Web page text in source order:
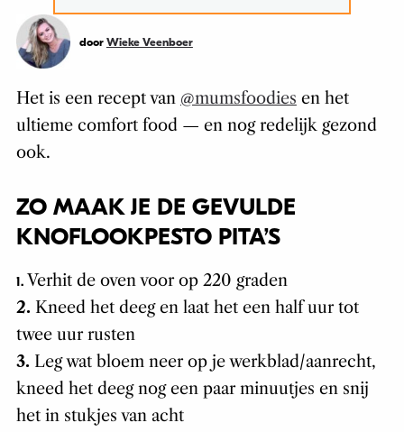
door Wieke Veenboer
Het is een recept van @mumsfoodies en het
ultieme comfort food — en nog redelijk gezond
ook.
ZO MAAK JE DE GEVULDE
KNOFLOOKPESTO PITA’S
1. Verhit de oven voor op 220 graden
2. Kneed het deeg en laat het een half uur tot
twee uur rusten
3. Leg wat bloem neer op je werkblad/aanrecht,
kneed het deeg nog een paar minuutjes en snij
het in stukjes van acht